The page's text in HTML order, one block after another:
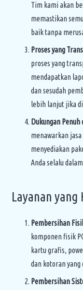
Tim kami akan
memastikan
baik tanpa
Proses yang
proses yang
mendapatkan
dan sesudah
lebih lanjut jika
Dukungan Penuh
menawarkan
menyediakan
Anda selalu
Layanan yang
Pembersihan
komponen fisik
kartu grafis,
dan kotoran
Pembersihan